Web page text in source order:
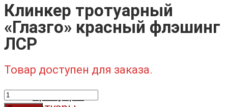
Клинкер тротуарный
«Глазго» красный флэшинг
ЛСР
Товар доступен для заказа.
Количество